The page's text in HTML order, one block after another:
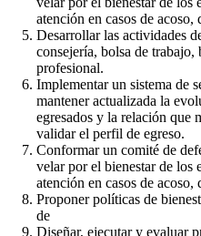
atención en casos de
Desarrollar las actividades
consejería, bolsa de
profesional.
Implementar un sistema de
mantener actualizada la
egresados y la relación que
validar el perfil de egreso.
Conformar un comité de
velar por el bienestar de los
atención en casos de
Proponer políticas de
de
Diseñar, ejecutar y evaluar